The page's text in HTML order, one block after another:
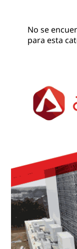
No se
para esta